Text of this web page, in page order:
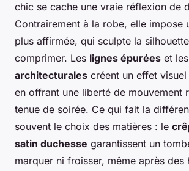
chic se cache une vraie réflexion de
Contrairement à la robe, elle impose
plus affirmée, qui sculpte la
comprimer. Les lignes épurées et les
architecturales créent un effet
en offrant une liberté de mouvement
tenue de soirée. Ce qui fait la
souvent le choix des matières : le
satin duchesse garantissent un
marquer ni froisser, même après des